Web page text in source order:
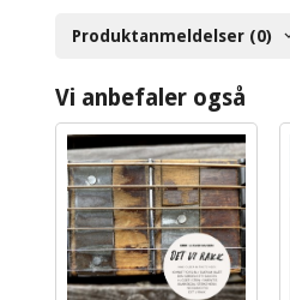
Produktanmeldelser (0)
Vi anbefaler også